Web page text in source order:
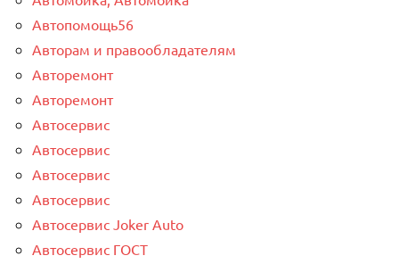
Автопомощь56
Авторам и правообладателям
Авторемонт
Авторемонт
Автосервис
Автосервис
Автосервис
Автосервис
Автосервис Joker Auto
Автосервис ГОСТ